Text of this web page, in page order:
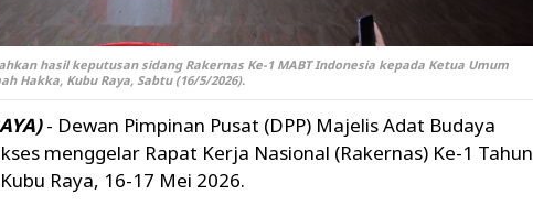
hasil keputusan sidang Rakernas Ke-1 MABT Indonesia kepada Ketua Umum
Hakka, Kubu Raya, Sabtu (16/5/2026).
- Dewan Pimpinan Pusat (DPP) Majelis Adat Budaya
menggelar Rapat Kerja Nasional (Rakernas) Ke-1 Tahun
Raya, 16-17 Mei 2026.